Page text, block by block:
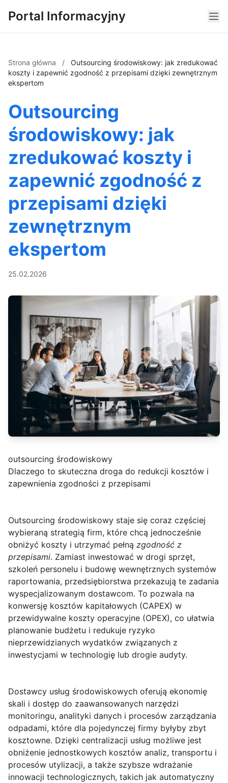
Portal Informacyjny
Strona główna /
Outsourcing środowiskowy: jak zredukować
koszty i zapewnić zgodność z przepisami dzięki zewnętrznym
ekspertom
Outsourcing
środowiskowy: jak
zredukować koszty i
zapewnić zgodność z
przepisami dzięki
zewnętrznym
ekspertom
25.02.2026
outsourcing środowiskowy
Dlaczego to skuteczna droga do redukcji kosztów i
zapewnienia zgodności z przepisami
Outsourcing środowiskowy staje się coraz częściej
wybieraną strategią firm, które chcą jednocześnie
obniżyć koszty i utrzymać pełną zgodność z
przepisami. Zamiast inwestować w drogi sprzęt,
szkoleń personelu i budowę wewnętrznych systemów
raportowania, przedsiębiorstwa przekazują te zadania
wyspecjalizowanym dostawcom. To pozwala na
konwersję kosztów kapitałowych (CAPEX) w
przewidywalne koszty operacyjne (OPEX), co ułatwia
planowanie budżetu i redukuje ryzyko
nieprzewidzianych wydatków związanych z
inwestycjami w technologię lub drogie audyty.
Dostawcy usług środowiskowych oferują ekonomię
skali i dostęp do zaawansowanych narzędzi
monitoringu, analityki danych i procesów zarządzania
odpadami, które dla pojedynczej firmy byłyby zbyt
kosztowne. Dzięki centralizacji usług możliwe jest
obniżenie jednostkowych kosztów analiz, transportu i
procesów utylizacji, a także szybsze wdrażanie
innowacji technologicznych, takich jak automatyczny